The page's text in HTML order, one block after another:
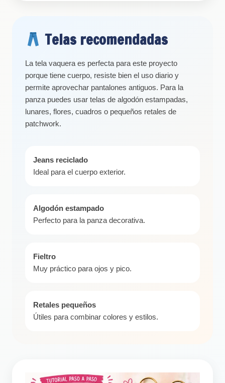
Telas recomendadas
La tela vaquera es perfecta para este proyecto
porque tiene cuerpo, resiste bien el uso diario y
permite aprovechar pantalones antiguos. Para la
panza puedes usar telas de algodón estampadas,
lunares, flores, cuadros o pequeños retales de
patchwork.
Jeans reciclado
Ideal para el cuerpo exterior.
Algodón estampado
Perfecto para la panza decorativa.
Fieltro
Muy práctico para ojos y pico.
Retales pequeños
Útiles para combinar colores y estilos.